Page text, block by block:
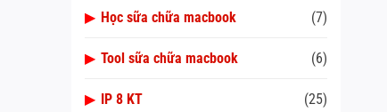
▶ Học sữa chữa macbook (7)
▶ Tool sữa chữa macbook (6)
▶ IP 8 KT (25)